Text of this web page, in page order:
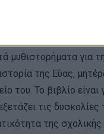
μυθιστορήματα για
της Εύας,
του. Το βιβλίο
τις
της